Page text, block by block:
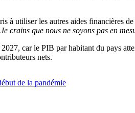
utiliser les autres aides financières
crains que nous ne soyons pas en
2027, car le PIB par habitant du pays
nets.
de la pandémie